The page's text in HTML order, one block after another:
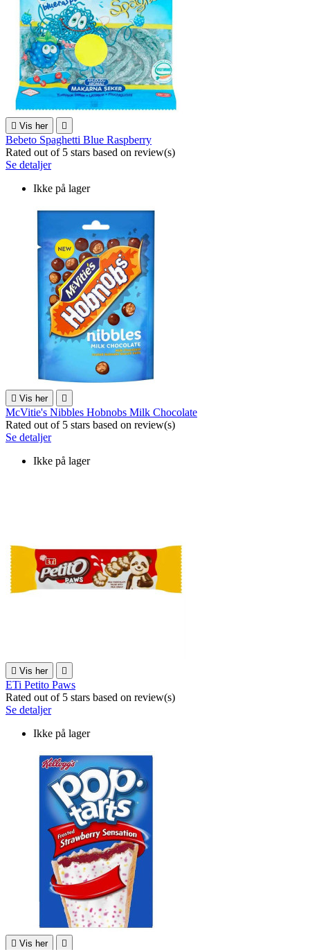
 Vis her 
Bebeto Spaghetti Blue Raspberry
Rated out of 5 stars based on review(s)
Se detaljer
Ikke på lager
 Vis her 
McVitie's Nibbles Hobnobs Milk Chocolate
Rated out of 5 stars based on review(s)
Se detaljer
Ikke på lager
 Vis her 
ETi Petito Paws
Rated out of 5 stars based on review(s)
Se detaljer
Ikke på lager
 Vis her 